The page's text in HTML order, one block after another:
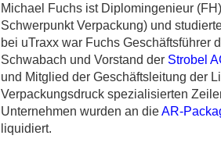
Michael Fuchs ist Diplomingenieur
Schwerpunkt Verpackung) und
bei uTraxx war Fuchs Geschäftsführer
Schwabach und Vorstand der Strobel
und Mitglied der Geschäftsleitung der
Verpackungsdruck spezialisierten
Unternehmen wurden an dieAR-
liquidiert.